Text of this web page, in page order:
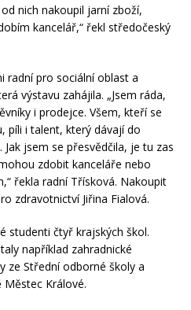
nich nakoupil jarní zboží,
kancelář,“ řekl středočeský
radní pro sociální oblast a
výstavu zahájila. „Jsem ráda,
i prodejce. Všem, kteří se
píli i talent, který dávají do
jsem se přesvědčila, je tu zas
zdobit kanceláře nebo
řekla radní Třísková. Nakoupit
zdravotnictví Jiřina Fialová.
studenti čtyř krajských škol.
například zahradnické
ze Střední odborné školy a
Králové.